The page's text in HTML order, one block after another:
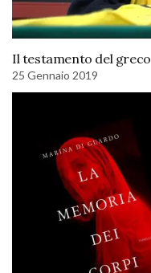
Il testamento del greco
25 Gennaio 2019